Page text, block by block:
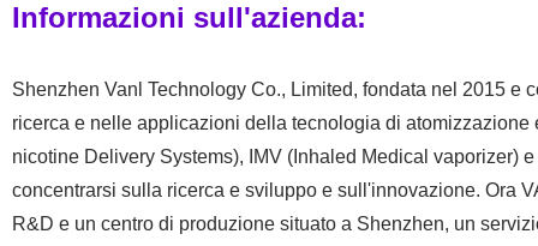
Informazioni sull'azienda:
Shenzhen Vanl Technology Co., Limited, fondata nel 2015
ricerca e nelle applicazioni della tecnologia di
nicotine Delivery Systems), IMV (Inhaled Medical vaporizer)
concentrarsi sulla ricerca e sviluppo e sull'innovazione. Ora
R&D e un centro di produzione situato a Shenzhen, un